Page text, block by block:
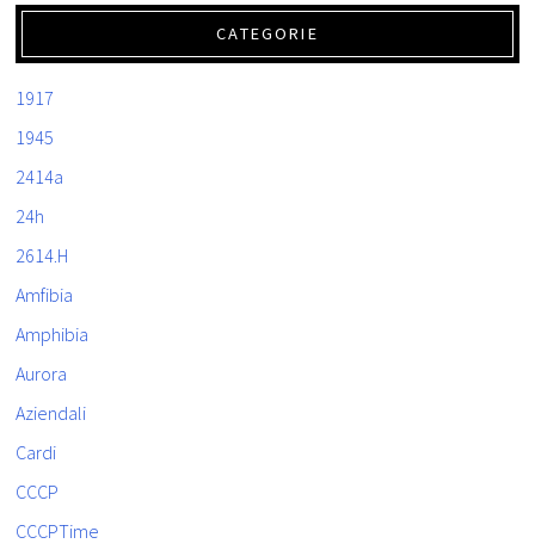
CATEGORIE
1917
1945
2414a
24h
2614.H
Amfibia
Amphibia
Aurora
Aziendali
Cardi
CCCP
CCCPTime